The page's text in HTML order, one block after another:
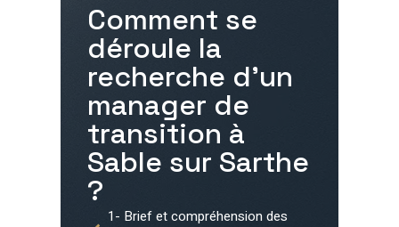
Comment se
déroule la
recherche d'un
manager de
transition à
Sable sur Sarthe
?
1- Brief et compréhension des